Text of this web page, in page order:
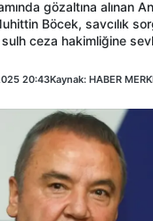
gözaltına alınan
Böcek, savcılık
ceza hakimliğine
20:43Kaynak: HABER